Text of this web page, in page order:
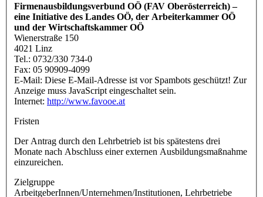
Firmenausbildungsverbund OÖ (FAV Oberösterreich) –
eine Initiative des Landes OÖ, der Arbeiterkammer OÖ
und der Wirtschaftskammer OÖ
Wienerstraße 150
4021 Linz
Tel.: 0732/330 734-0
Fax: 05 90909-4099
E-Mail: Diese E-Mail-Adresse ist vor Spambots geschützt! Zur
Anzeige muss JavaScript eingeschaltet sein.
Internet: http://www.favooe.at
Fristen
Der Antrag durch den Lehrbetrieb ist bis spätestens drei
Monate nach Abschluss einer externen Ausbildungsmaßnahme
einzureichen.
Zielgruppe
ArbeitgeberInnen/Unternehmen/Institutionen, Lehrbetriebe